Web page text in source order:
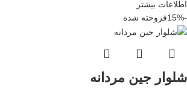
اطلاعات بیشتر
-15%
فروخته شده
شلوار جین مردانه